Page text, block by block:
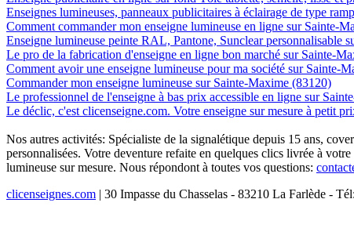
Enseignes lumineuses, panneaux publicitaires à éclairage de type
Comment commander mon enseigne lumineuse en ligne sur Sainte-
Enseigne lumineuse peinte RAL, Pantone, Sunclear personnalisable
Le pro de la fabrication d'enseigne en ligne bon marché sur Sainte-
Comment avoir une enseigne lumineuse pour ma société sur Sainte-
Commander mon enseigne lumineuse sur Sainte-Maxime (83120)
Le professionnel de l'enseigne à bas prix accessible en ligne sur
Le déclic, c'est clicenseigne.com. Votre enseigne sur mesure à petit
Nos autres activités: Spécialiste de la signalétique depuis 15 ans,
personnalisées. Votre deventure refaite en quelques clics livrée à
lumineuse sur mesure. Nous répondont à toutes vos questions:
clicenseignes.com | 30 Impasse du Chasselas - 83210 La Farlède - Tél: